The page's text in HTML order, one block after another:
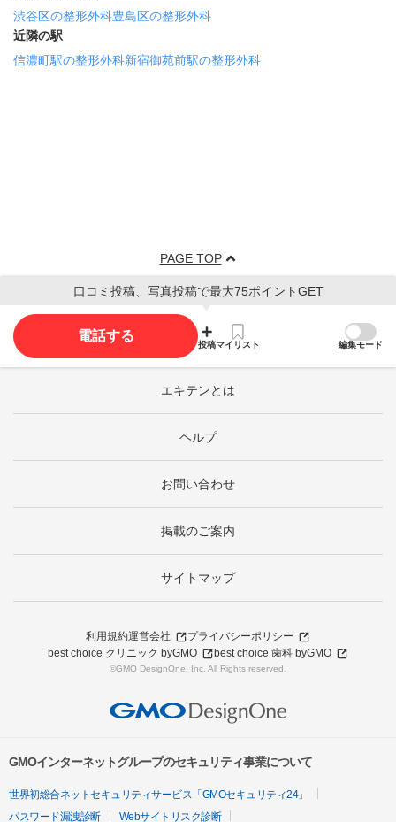
渋谷区の整形外科豊島区の整形外科
近隣の駅
信濃町駅の整形外科新宿御苑前駅の整形外科
PAGE TOP
口コミ投稿、写真投稿で最大75ポイントGET
電話する
投稿マイリスト 編集モード
エキテンとは
ヘルプ
お問い合わせ
掲載のご案内
サイトマップ
利用規約運営会社
プライバシーポリシー
best choice クリニック byGMO
best choice 歯科 byGMO
©GMO DesignOne, Inc. All Rights reserved.
GMOインターネットグループのセキュリティ事業について
世界初総合ネットセキュリティサービス「GMOセキュリティ24」
パスワード漏洩診断
Webサイトリスク診断